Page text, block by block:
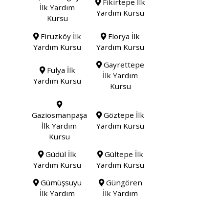
İlk Yardım
Kursu
Fikirtepe İlk
Yardım Kursu
Firuzköy İlk
Yardım Kursu
Florya İlk
Yardım Kursu
Fulya İlk
Yardım Kursu
Gayrettepe
İlk Yardım
Kursu
Gaziosmanpaşa
İlk Yardım
Kursu
Göztepe İlk
Yardım Kursu
Güdül İlk
Yardım Kursu
Gültepe İlk
Yardım Kursu
Gümüşsuyu
İlk Yardım
Güngören
İlk Yardım